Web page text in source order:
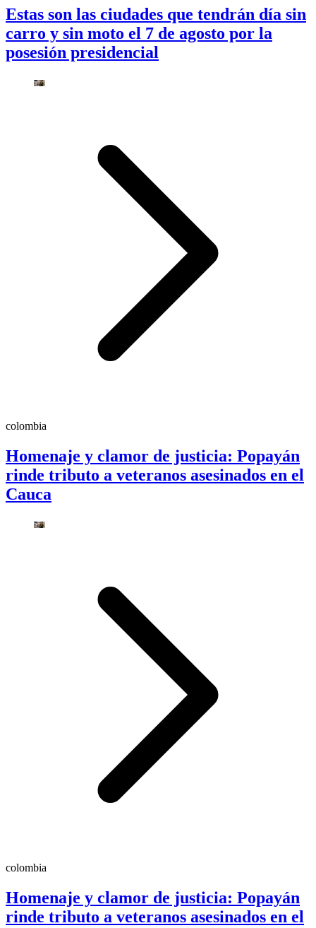
Estas son las ciudades que tendrán día sin
carro y sin moto el 7 de agosto por la
posesión presidencial
colombia
Homenaje y clamor de justicia: Popayán
rinde tributo a veteranos asesinados en el
Cauca
colombia
Homenaje y clamor de justicia: Popayán
rinde tributo a veteranos asesinados en el